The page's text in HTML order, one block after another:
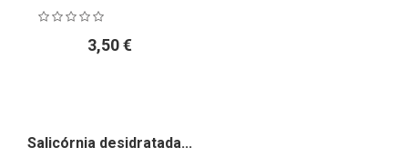
3,50 €
Salicórnia desidratada...